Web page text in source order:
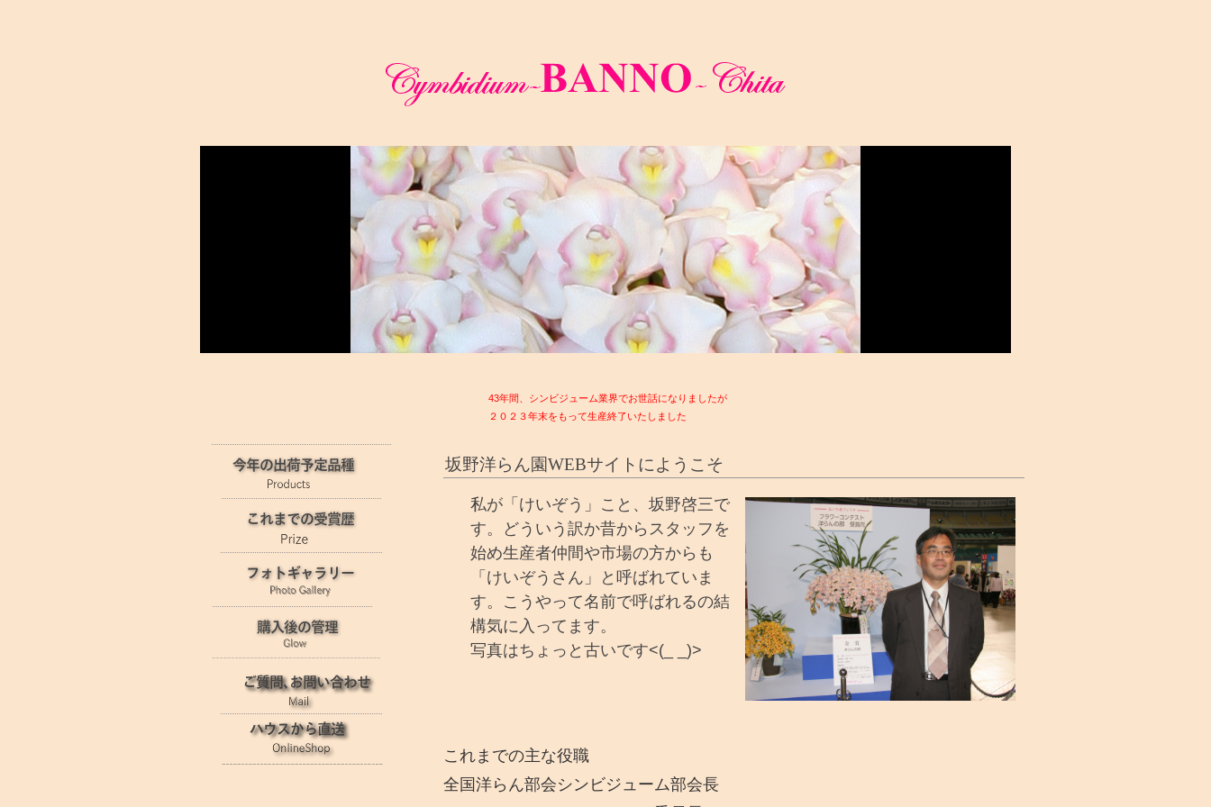
43年間、シンビジューム業界でお世話になりましたが
２０２３年末をもって生産終了いたしました
坂野洋らん園WEBサイトにようこそ
私が「けいぞう」こと、坂野啓三で
す。どういう訳か昔からスタッフを
始め生産者仲間や市場の方からも
「けいぞうさん」と呼ばれていま
す。こうやって名前で呼ばれるの結
構気に入ってます。
写真はちょっと古いです<(_ _)>
これまでの主な役職
全国洋らん部会シンビジューム部会長